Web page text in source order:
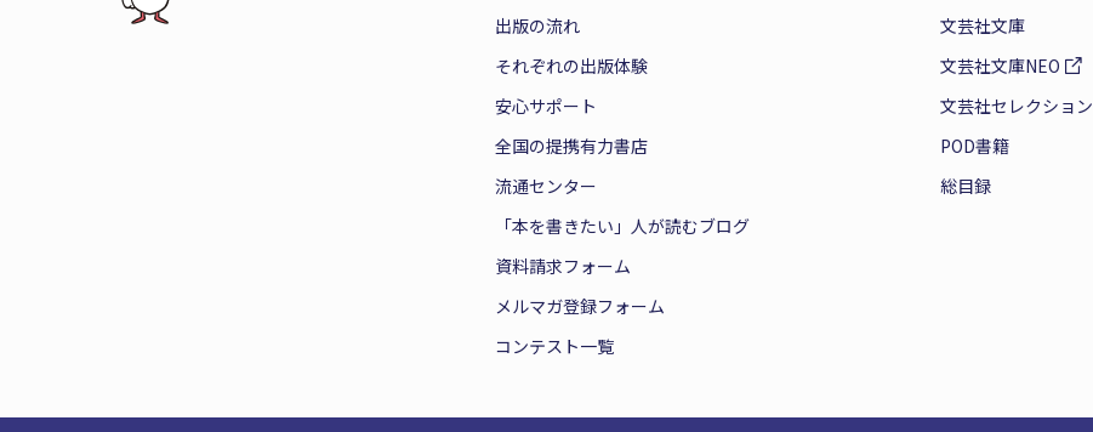
出版の流れ
それぞれの出版体験
安心サポート
全国の提携有力書店
流通センター
「本を書きたい」人が読むブログ
資料請求フォーム
メルマガ登録フォーム
コンテスト一覧
文芸社文庫
文芸社文庫NEO
文芸社セレクション
POD書籍
総目録